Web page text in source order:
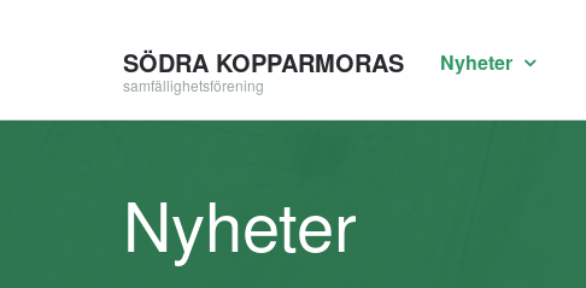
SÖDRA KOPPARMORAS
samfällighetsförening
Nyheter
Nyheter